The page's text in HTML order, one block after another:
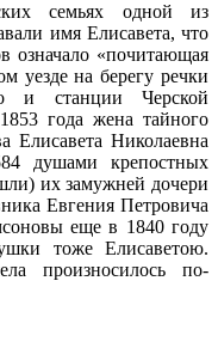
семьях одной из
имя Елисавета, что
означало «почитающая
уезде на берегу речки
и станции Черской
года жена тайного
Елисавета Николаевна
душами крепостных
их замужней дочери
Евгения Петровича
еще в 1840 году
тоже Елисаветою.
произносилось по-